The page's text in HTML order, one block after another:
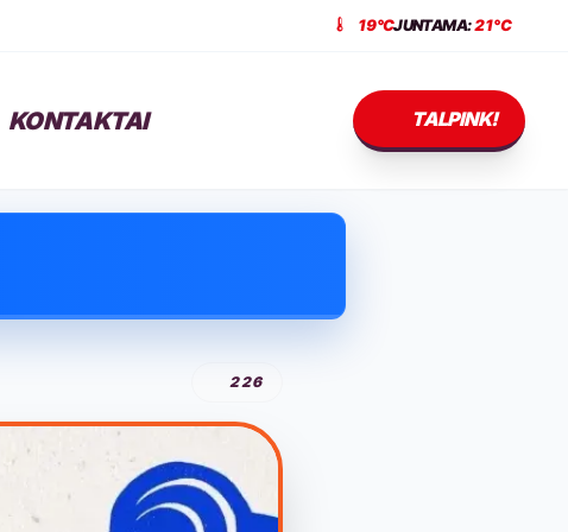
19°CJUNTAMA:21°C
KONTAKTAI TALPINK!
226